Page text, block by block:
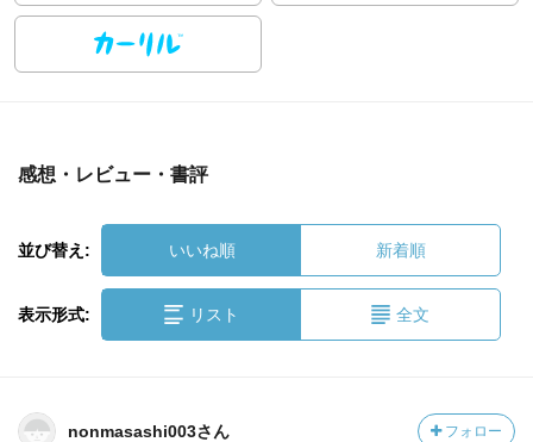
感想・レビュー・書評
並び替え: いいね順 新着順
表示形式: リスト 全文
nonmasashi003さん フォロー